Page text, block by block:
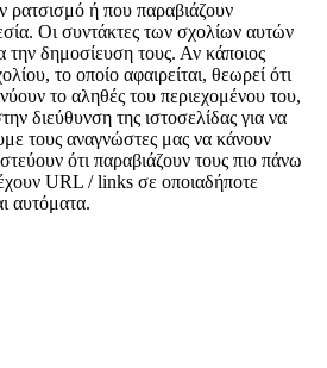
ρατσισμό ή που παραβιάζουν
Οι συντάκτες των σχολίων αυτών
την δημοσίευση τους. Αν κάποιος
το οποίο αφαιρείται, θεωρεί ότι
το αληθές του περιεχομένου του,
διεύθυνση της ιστοσελίδας για να
τους αναγνώστες μας να κάνουν
ότι παραβιάζουν τους πιο πάνω
URL / links σε οποιαδήποτε
αυτόματα.